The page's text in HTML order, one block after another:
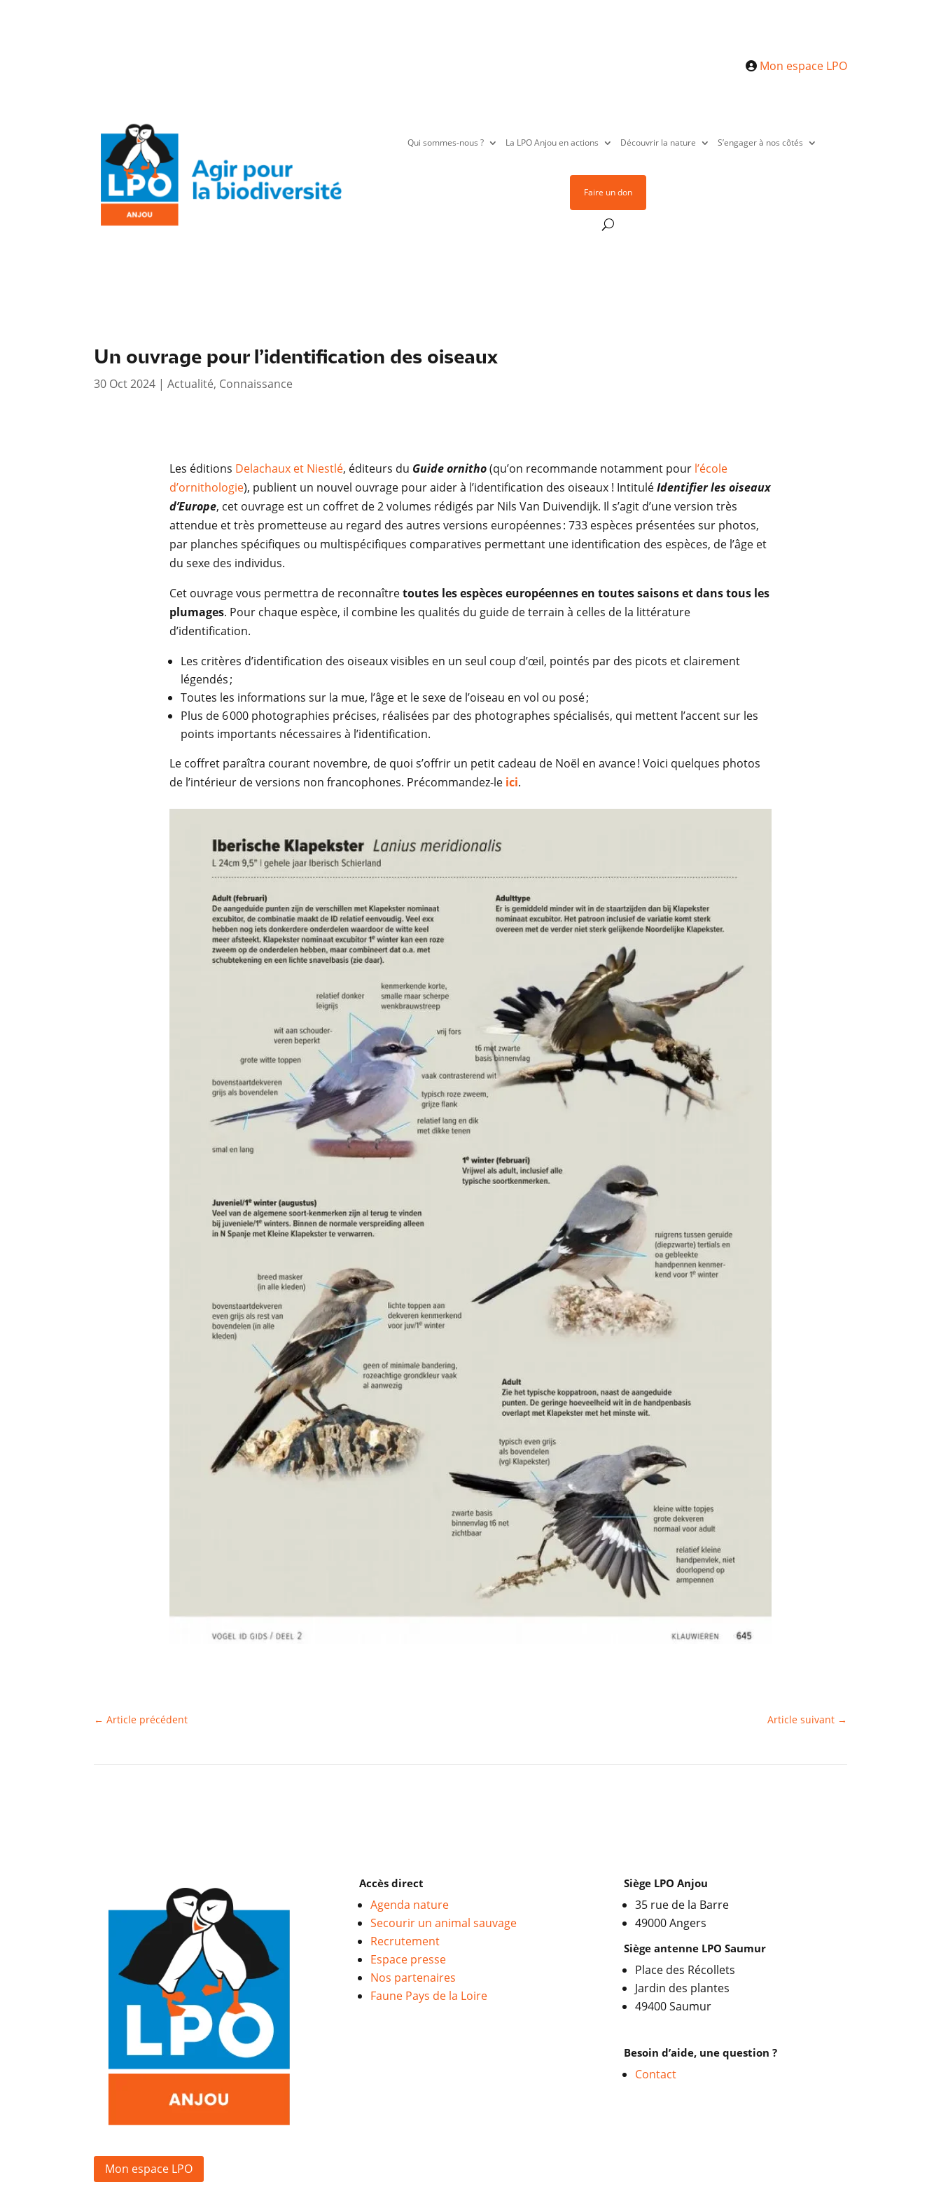
Mon espace LPO
Qui sommes-nous ? La LPO Anjou en actions Découvrir la nature S’engager à nos côtés
Faire un don
Un ouvrage pour l’identification des oiseaux
30 Oct 2024 |Actualité, Connaissance
Les éditions Delachaux et Niestlé, éditeurs du Guide ornitho(qu’on recommande notamment pour l’école
d’ornithologie), publient un nouvel ouvrage pour aider à l’identification des oiseaux ! IntituléIdentifier les oiseaux
d’Europe, cet ouvrage est un coffret de 2 volumes rédigés par Nils Van Duivendĳk. Il s’agit d’une version très
attendue et très prometteuse au regard des autres versions européennes : 733 espèces présentées sur photos,
par planches spécifiques ou multispécifiques comparatives permettant une identification des espèces, de l’âge et
du sexe des individus.
Cet ouvrage vous permettra de reconnaîtretoutes les espèces européennes en toutes saisons et dans tous les
plumages. Pour chaque espèce, il combine les qualités du guide de terrain à celles de la littérature
d’identification.
Les critères d’identification des oiseaux visibles en un seul coup d’œil, pointés par des picots et clairement
légendés ;
Toutes les informations sur la mue, l’âge et le sexe de l’oiseau en vol ou posé ;
Plus de 6 000 photographies précises, réalisées par des photographes spécialisés, qui mettent l’accent sur les
points importants nécessaires à l’identification.
Le coffret paraîtra courant novembre, de quoi s’offrir un petit cadeau de Noël en avance ! Voici quelques photos
de l’intérieur de versions non francophones. Précommandez-le ici.
←Article précédent Article suivant→
Mon espace LPO
Accès direct
Agenda nature
Secourir un animal sauvage
Recrutement
Espace presse
Nos partenaires
Faune Pays de la Loire
Siège LPO Anjou
35 rue de la Barre
49000 Angers
Siège antenne LPO Saumur
Place des Récollets
Jardin des plantes
49400 Saumur
Besoin d’aide, une question ?
Contact